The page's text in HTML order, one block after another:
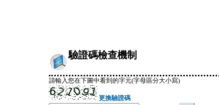
驗證碼檢查機制
請輸入您在下圖中看到的字元(字母區分大小寫)
更換驗證碼